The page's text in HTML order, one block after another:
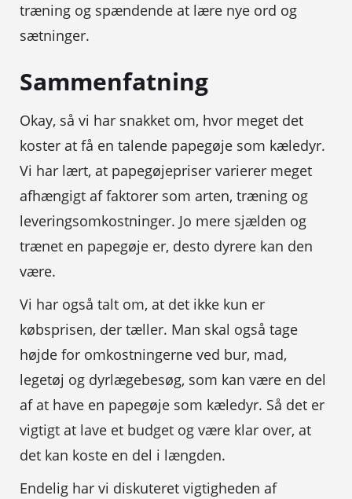
træning og spændende at lære nye ord og
sætninger.
Sammenfatning
Okay, så vi har snakket om, hvor meget det
koster at få en talende papegøje som kæledyr.
Vi har lært, at papegøjepriser varierer meget
afhængigt af faktorer som arten, træning og
leveringsomkostninger. Jo mere sjælden og
trænet en papegøje er, desto dyrere kan den
være.
Vi har også talt om, at det ikke kun er
købsprisen, der tæller. Man skal også tage
højde for omkostningerne ved bur, mad,
legetøj og dyrlægebesøg, som kan være en del
af at have en papegøje som kæledyr. Så det er
vigtigt at lave et budget og være klar over, at
det kan koste en del i længden.
Endelig har vi diskuteret vigtigheden af ​​